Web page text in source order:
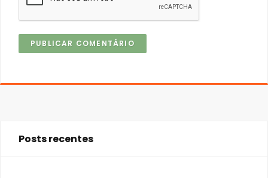
Posts recentes